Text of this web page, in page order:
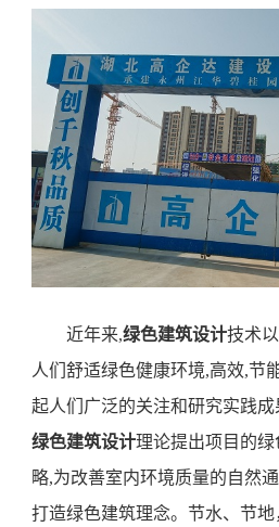
近年来,绿色建筑设计技术
人们舒适绿色健康环境,高效,节
起人们广泛的关注和研究实践
绿色建筑设计理论提出项目的
略,为改善室内环境质量的自然
打造绿色建筑理念。 节水、节地